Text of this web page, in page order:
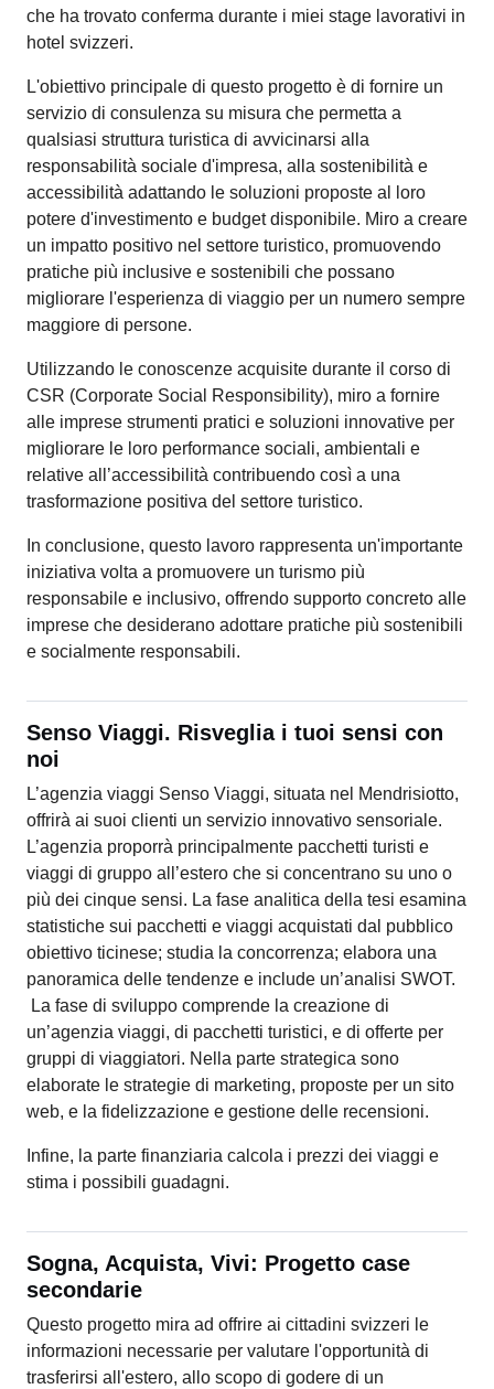
che ha trovato conferma durante i miei stage lavorativi in
hotel svizzeri.
L'obiettivo principale di questo progetto è di fornire un
servizio di consulenza su misura che permetta a
qualsiasi struttura turistica di avvicinarsi alla
responsabilità sociale d'impresa, alla sostenibilità e
accessibilità adattando le soluzioni proposte al loro
potere d'investimento e budget disponibile. Miro a creare
un impatto positivo nel settore turistico, promuovendo
pratiche più inclusive e sostenibili che possano
migliorare l'esperienza di viaggio per un numero sempre
maggiore di persone.
Utilizzando le conoscenze acquisite durante il corso di
CSR (Corporate Social Responsibility), miro a fornire
alle imprese strumenti pratici e soluzioni innovative per
migliorare le loro performance sociali, ambientali e
relative all’accessibilità contribuendo così a una
trasformazione positiva del settore turistico.
In conclusione, questo lavoro rappresenta un'importante
iniziativa volta a promuovere un turismo più
responsabile e inclusivo, offrendo supporto concreto alle
imprese che desiderano adottare pratiche più sostenibili
e socialmente responsabili.
Senso Viaggi. Risveglia i tuoi sensi con
noi
L’agenzia viaggi Senso Viaggi, situata nel Mendrisiotto,
offrirà ai suoi clienti un servizio innovativo sensoriale.
L’agenzia proporrà principalmente pacchetti turisti e
viaggi di gruppo all’estero che si concentrano su uno o
più dei cinque sensi. La fase analitica della tesi esamina
statistiche sui pacchetti e viaggi acquistati dal pubblico
obiettivo ticinese; studia la concorrenza; elabora una
panoramica delle tendenze e include un’analisi SWOT.
La fase di sviluppo comprende la creazione di
un’agenzia viaggi, di pacchetti turistici, e di offerte per
gruppi di viaggiatori. Nella parte strategica sono
elaborate le strategie di marketing, proposte per un sito
web, e la fidelizzazione e gestione delle recensioni.
Infine, la parte finanziaria calcola i prezzi dei viaggi e
stima i possibili guadagni.
Sogna, Acquista, Vivi: Progetto case
secondarie
Questo progetto mira ad offrire ai cittadini svizzeri le
informazioni necessarie per valutare l'opportunità di
trasferirsi all'estero, allo scopo di godere di un